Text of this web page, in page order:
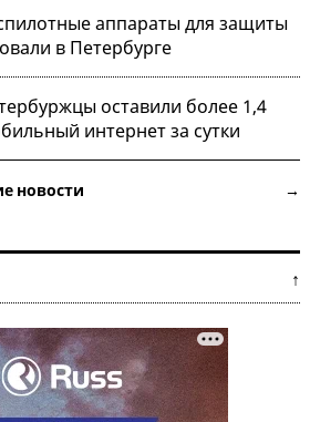
аппараты для защиты
в Петербурге
оставили более 1,4
интернет за сутки
новости →
персон ↑